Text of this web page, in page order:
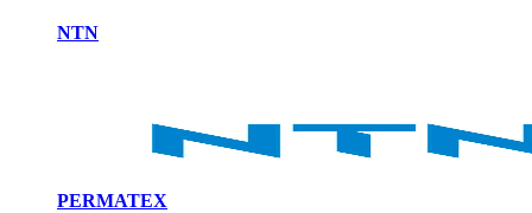
NTN
PERMATEX